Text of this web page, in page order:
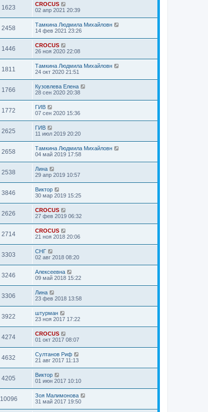
1623
CROCUS
02 апр 2021 20:39
2458
Тамкина Людмила Михайловн
14 фев 2021 23:26
1446
CROCUS
26 ноя 2020 22:08
1811
Тамкина Людмила Михайловн
24 окт 2020 21:51
1766
Кузовлева Елена
28 сен 2020 20:38
1772
ГИВ
07 сен 2020 15:36
2625
ГИВ
11 июл 2019 20:20
2658
Тамкина Людмила Михайловн
04 май 2019 17:58
2538
Лина
29 апр 2019 10:57
3846
Виктор
30 мар 2019 15:25
2626
CROCUS
27 фев 2019 06:32
2714
CROCUS
21 ноя 2018 20:06
3303
СНГ
02 авг 2018 08:20
3246
Алексеевна
09 май 2018 15:22
3306
Лина
23 фев 2018 13:58
3922
штурман
23 ноя 2017 17:22
4274
CROCUS
01 окт 2017 08:07
4632
Султанов Риф
21 авг 2017 11:13
4205
Виктор
01 июн 2017 10:10
10096
Зоя Малимонова
31 май 2017 19:50